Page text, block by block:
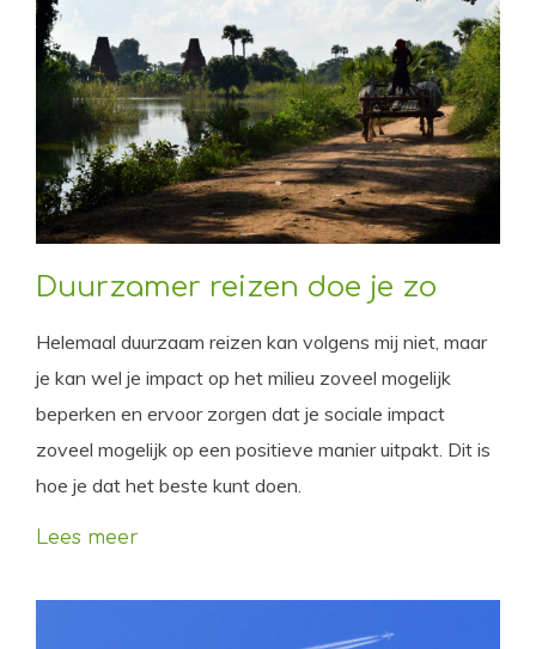
Duurzamer reizen doe je zo
Helemaal duurzaam reizen kan volgens mij niet, maar
je kan wel je impact op het milieu zoveel mogelijk
beperken en ervoor zorgen dat je sociale impact
zoveel mogelijk op een positieve manier uitpakt. Dit is
hoe je dat het beste kunt doen.
Lees meer